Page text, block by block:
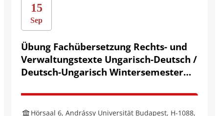
15
Sep
Übung Fachübersetzung Rechts- und
Verwaltungstexte Ungarisch-Deutsch /
Deutsch-Ungarisch Wintersemester
Hörsaal 6, Andrássy Universität Budapest, H-1088,